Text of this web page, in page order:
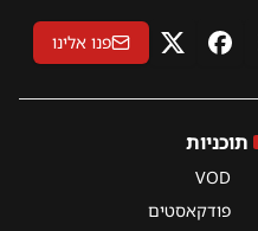
פייסבוקX פנו אלינו
תוכניות
VOD
פודקאסטים